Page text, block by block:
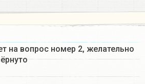
на вопрос номер 2, желательно